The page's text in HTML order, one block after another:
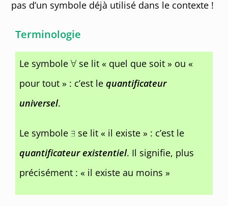
pas d’un symbole déjà utilisé dans le contexte !
Terminologie
Le symbole
se lit « quel que soit » ou «
pour tout » : c’est lequantificateur
universel.
Le symbole
se lit « il existe » : c’est le
quantificateur existentiel. Il signifie, plus
précisément : « il existe au moins »